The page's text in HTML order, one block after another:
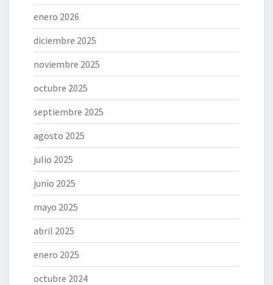
enero 2026
diciembre 2025
noviembre 2025
octubre 2025
septiembre 2025
agosto 2025
julio 2025
junio 2025
mayo 2025
abril 2025
enero 2025
octubre 2024